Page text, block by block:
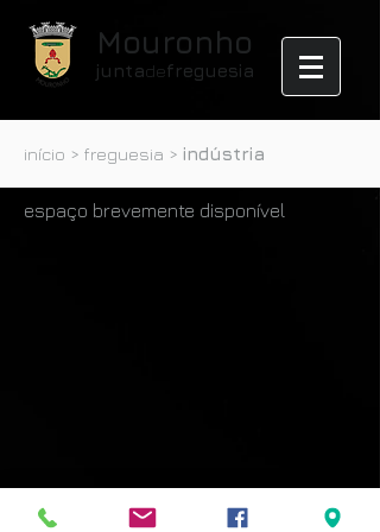
Mouronho
juntadefreguesia
início > freguesia > indústria
espaço brevemente disponível